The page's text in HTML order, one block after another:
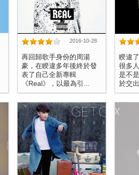
2016-10-28
再回歸歌手身份的周湯
豪，在睽違多年後終於發
表了自己全新專輯
《Real》，以最為引...
睽違
很多
是不
於交